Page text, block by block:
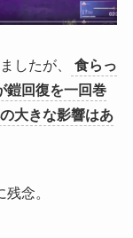
したが、
食らっ
鎧回復を一回巻
大きな影響はあ
念。